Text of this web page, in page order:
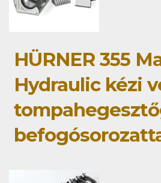
HÜRNER 355
Hydraulic kézi